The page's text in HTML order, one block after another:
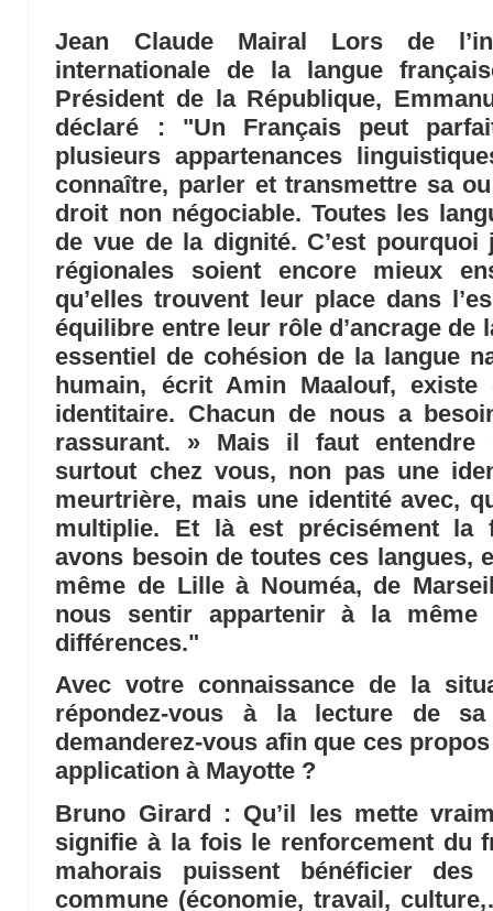
Jean Claude Mairal Lors de
internationale de la langue
Président de la République,
déclaré : "Un Français peut
plusieurs appartenances
connaître, parler et transmettre sa
droit non négociable. Toutes les
de vue de la dignité. C’est
régionales soient encore mieux
qu’elles trouvent leur place dans
équilibre entre leur rôle d’ancrage de
essentiel de cohésion de la langue
humain, écrit Amin Maalouf, existe
identitaire. Chacun de nous a
rassurant. » Mais il faut entendre
surtout chez vous, non pas une
meurtrière, mais une identité avec,
multiplie. Et là est précisément la
avons besoin de toutes ces langues,
même de Lille à Nouméa, de
nous sentir appartenir à la même
différences."
Avec votre connaissance de la
répondez-vous à la lecture de
demanderez-vous afin que ces
application à Mayotte ?
Bruno Girard : Qu’il les mette
signifie à la fois le renforcement du
mahorais puissent bénéficier
commune (économie, travail,